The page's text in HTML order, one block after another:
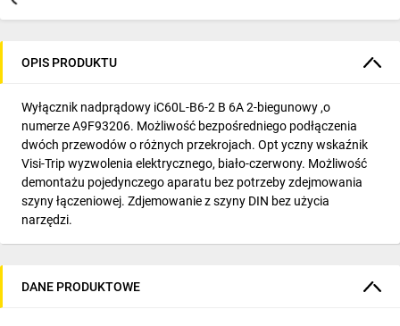
OPIS PRODUKTU
Wyłącznik nadprądowy iC60L-B6-2 B 6A 2-biegunowy ,o
numerze A9F93206. Możliwość bezpośredniego podłączenia
dwóch przewodów o różnych przekrojach. Opt yczny wskaźnik
Visi-Trip wyzwolenia elektrycznego, biało-czerwony. Możliwość
demontażu pojedynczego aparatu bez potrzeby zdejmowania
szyny łączeniowej. Zdjemowanie z szyny DIN bez użycia
narzędzi.
DANE PRODUKTOWE